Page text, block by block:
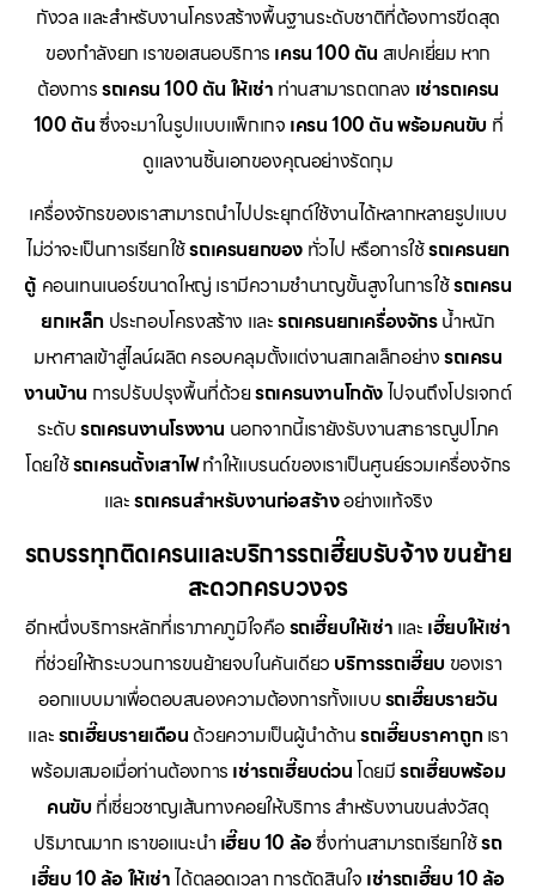
กังวล และสำหรับงานโครงสร้างพื้นฐานระดับชาติที่ต้องการขีดสุด
ของกำลังยก เราขอเสนอบริการ เครน 100 ตัน สเปคเยี่ยม หาก
ต้องการรถเครน 100 ตัน ให้เช่า ท่านสามารถตกลง เช่ารถเครน
100 ตันซึ่งจะมาในรูปแบบแพ็กเกจ เครน 100 ตัน พร้อมคนขับ ที่
ดูแลงานชิ้นเอกของคุณอย่างรัดกุม
เครื่องจักรของเราสามารถนำไปประยุกต์ใช้งานได้หลากหลายรูปแบบ
ไม่ว่าจะเป็นการเรียกใช้รถเครนยกของ ทั่วไป หรือการใช้รถเครนยก
ตู้ คอนเทนเนอร์ขนาดใหญ่ เรามีความชำนาญขั้นสูงในการใช้รถเครน
ยกเหล็ก ประกอบโครงสร้าง และรถเครนยกเครื่องจักรน้ำหนัก
มหาศาลเข้าสู่ไลน์ผลิต ครอบคลุมตั้งแต่งานสเกลเล็กอย่างรถเครน
งานบ้าน การปรับปรุงพื้นที่ด้วยรถเครนงานโกดังไปจนถึงโปรเจกต์
ระดับรถเครนงานโรงงาน นอกจากนี้เรายังรับงานสาธารณูปโภค
โดยใช้รถเครนตั้งเสาไฟทำให้แบรนด์ของเราเป็นศูนย์รวมเครื่องจักร
และรถเครนสำหรับงานก่อสร้างอย่างแท้จริง
รถบรรทุกติดเครนและบริการรถเฮี๊ยบรับจ้าง ขนย้าย
สะดวกครบวงจร
อีกหนึ่งบริการหลักที่เราภาคภูมิใจคือรถเฮี๊ยบให้เช่า และ เฮี๊ยบให้เช่า
ที่ช่วยให้กระบวนการขนย้ายจบในคันเดียว บริการรถเฮี๊ยบ ของเรา
ออกแบบมาเพื่อตอบสนองความต้องการทั้งแบบรถเฮี๊ยบรายวัน
และรถเฮี๊ยบรายเดือน ด้วยความเป็นผู้นำด้านรถเฮี๊ยบราคาถูกเรา
พร้อมเสมอเมื่อท่านต้องการ เช่ารถเฮี๊ยบด่วนโดยมีรถเฮี๊ยบพร้อม
คนขับ ที่เชี่ยวชาญเส้นทางคอยให้บริการ สำหรับงานขนส่งวัสดุ
ปริมาณมาก เราขอแนะนำ เฮี๊ยบ 10 ล้อซึ่งท่านสามารถเรียกใช้รถ
เฮี๊ยบ 10 ล้อ ให้เช่าได้ตลอดเวลา การตัดสินใจ เช่ารถเฮี๊ยบ 10 ล้อ